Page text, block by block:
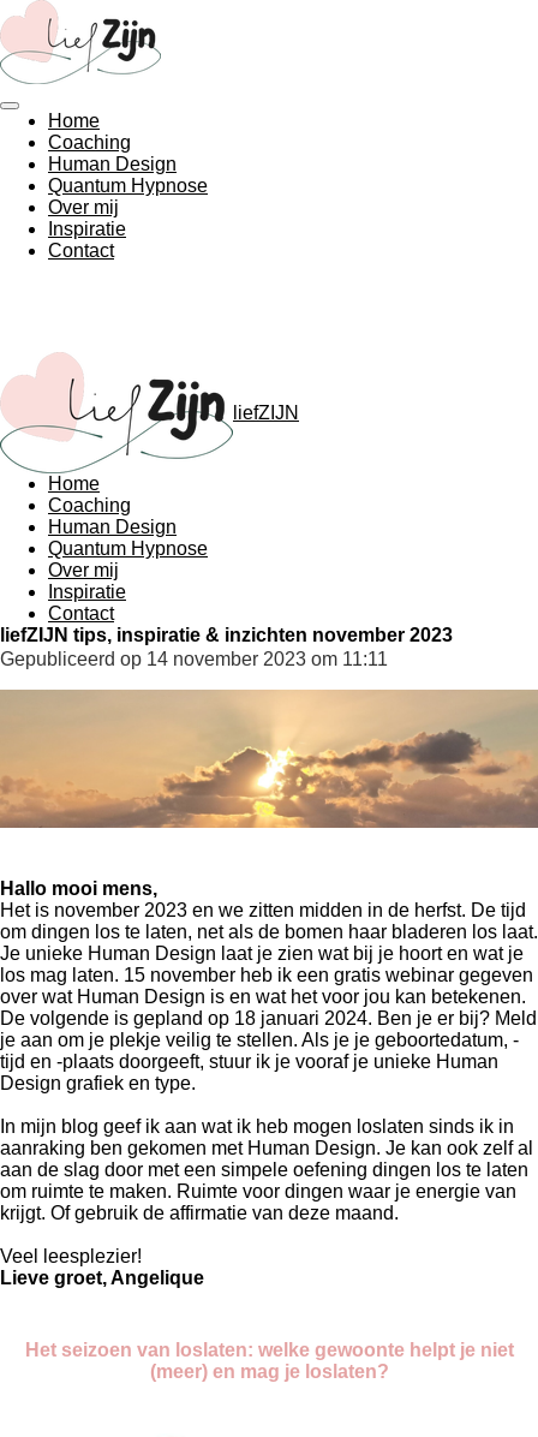
Ga
direct
naar
de
hoofdinhoud
Home
Coaching
Human Design
Quantum Hypnose
Over mij
Inspiratie
Contact
liefZIJN
Home
Coaching
Human Design
Quantum Hypnose
Over mij
Inspiratie
Contact
liefZIJN tips, inspiratie & inzichten november 2023
Gepubliceerd op 14 november 2023 om 11:11
Hallo mooi mens,
Het is november 2023 en we zitten midden in de herfst. De tijd
om dingen los te laten, net als de bomen haar bladeren los laat.
Je unieke Human Design laat je zien wat bij je hoort en wat je
los mag laten. 15 november heb ik een gratis webinar gegeven
over wat Human Design is en wat het voor jou kan betekenen.
De volgende is gepland op 18 januari 2024. Ben je er bij? Meld
je aan om je plekje veilig te stellen. Als je je geboortedatum, -
tijd en -plaats doorgeeft, stuur ik je vooraf je unieke Human
Design grafiek en type.
In mijn blog geef ik aan wat ik heb mogen loslaten sinds ik in
aanraking ben gekomen met Human Design. Je kan ook zelf al
aan de slag door met een simpele oefening dingen los te laten
om ruimte te maken. Ruimte voor dingen waar je energie van
krijgt. Of gebruik de affirmatie van deze maand.
Veel leesplezier!
Lieve groet, Angelique
Het seizoen van loslaten: welke gewoonte helpt je niet
(meer) en mag je loslaten?